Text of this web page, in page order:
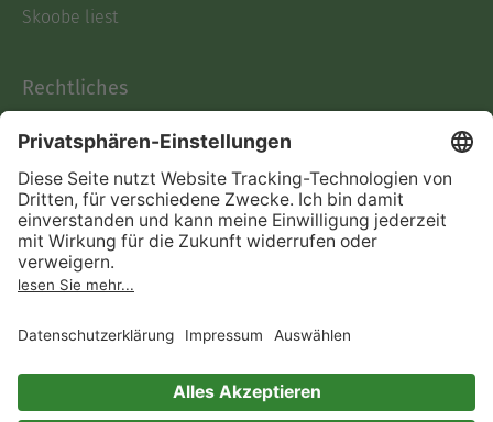
Skoobe liest
Rechtliches
AGB
Informationen nach Data
Act
Verträge hier kündigen
Impressum
Immer ein gutes Buch